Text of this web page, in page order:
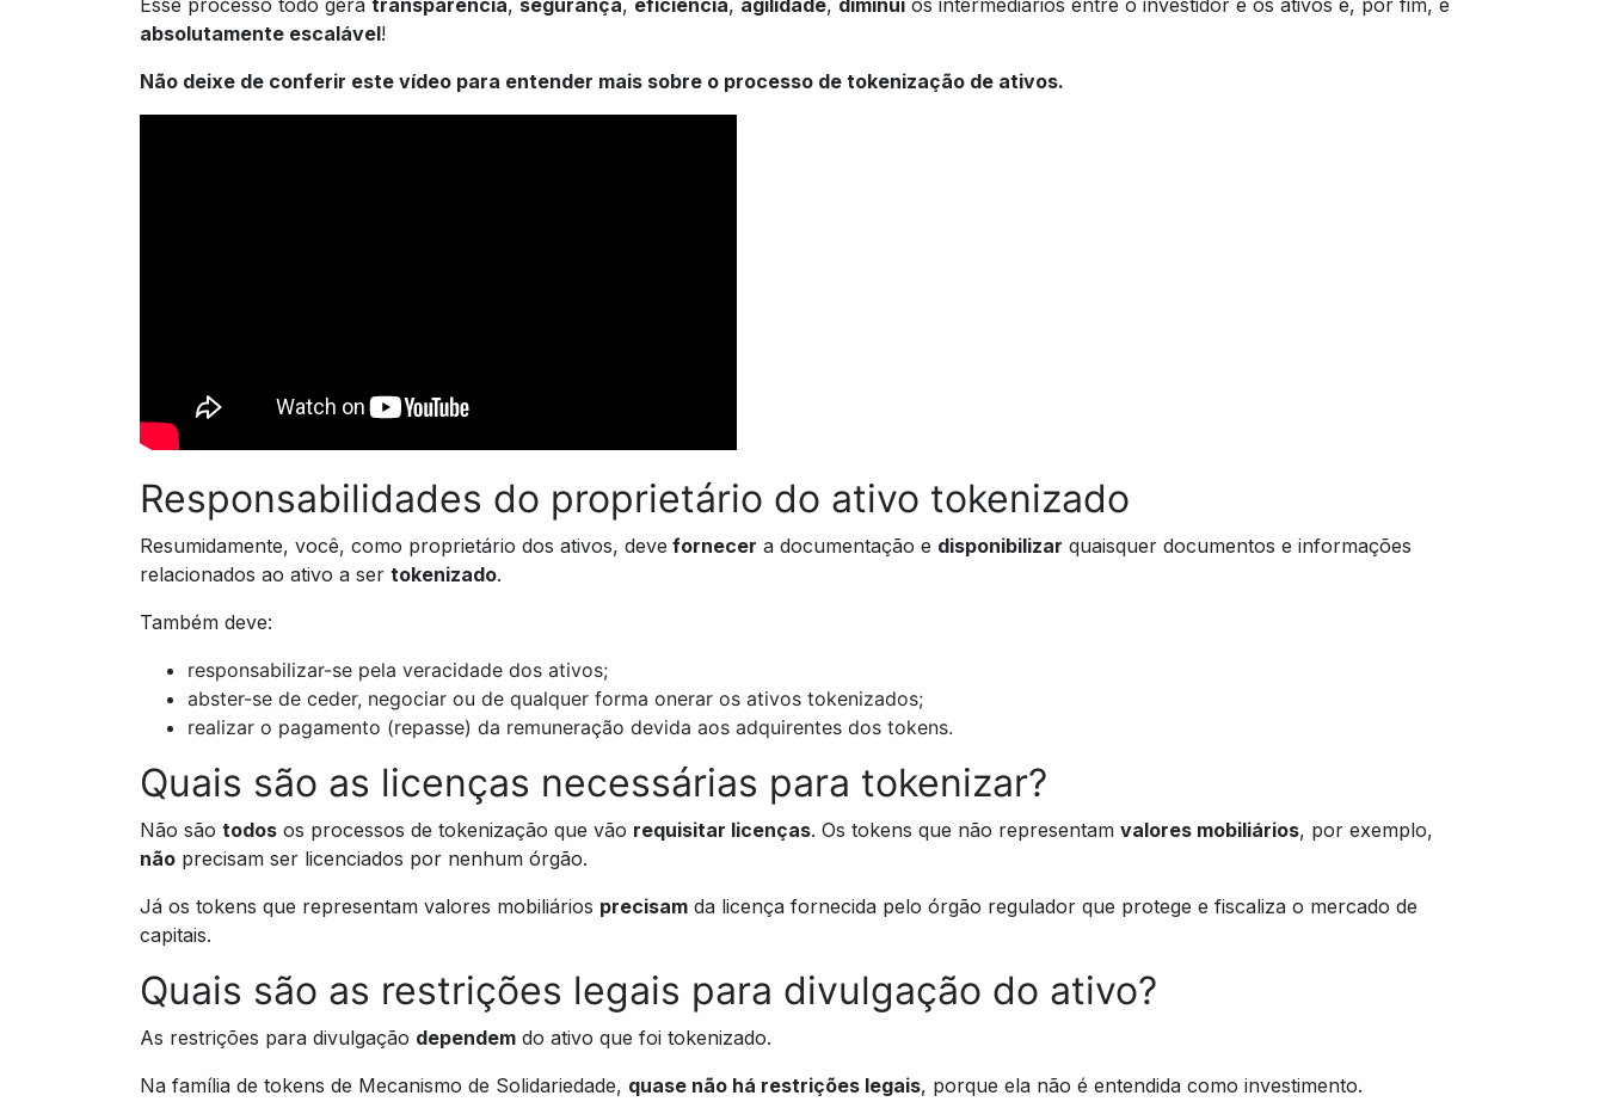
Esse processo todo gera transparência, segurança, eficiência, agilidade, diminui os intermediários entre o investidor e os ativos e, por fim, é
absolutamente escalável!
Não deixe de conferir este vídeo para entender mais sobre o processo de tokenização de ativos.
Responsabilidades do proprietário do ativo tokenizado
Resumidamente, você, como proprietário dos ativos, deve fornecer a documentação e disponibilizar quaisquer documentos e informações
relacionados ao ativo a ser tokenizado.
Também deve:
responsabilizar-se pela veracidade dos ativos;
abster-se de ceder, negociar ou de qualquer forma onerar os ativos tokenizados;
realizar o pagamento (repasse) da remuneração devida aos adquirentes dos tokens.
Quais são as licenças necessárias para tokenizar?
Não são todos os processos de tokenização que vão requisitar licenças. Os tokens que não representam valores mobiliários, por exemplo,
não precisam ser licenciados por nenhum órgão.
Já os tokens que representam valores mobiliários precisam da licença fornecida pelo órgão regulador que protege e fiscaliza o mercado de
capitais.
Quais são as restrições legais para divulgação do ativo?
As restrições para divulgação dependem do ativo que foi tokenizado.
Na família de tokens de Mecanismo de Solidariedade, quase não há restrições legais, porque ela não é entendida como investimento.